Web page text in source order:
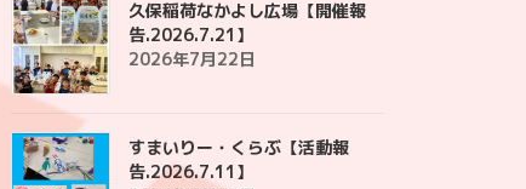
久保稲荷なかよし広場【開催報
告.2026.7.21】
2026年7月22日
すまいりー・くらぶ【活動報
告.2026.7.11】